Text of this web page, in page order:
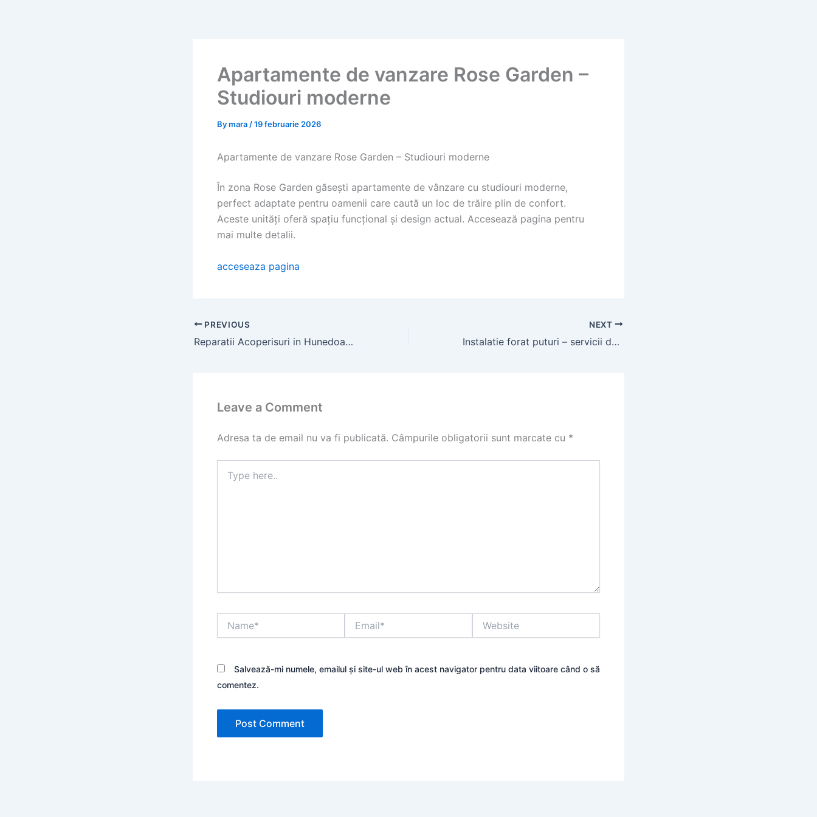
Apartamente de vanzare Rose Garden –
Studiouri moderne
Bymara /19 februarie 2026
Apartamente de vanzare Rose Garden – Studiouri moderne
În zona Rose Garden găsești apartamente de vânzare cu studiouri moderne,
perfect adaptate pentru oamenii care caută un loc de trăire plin de confort.
Aceste unități oferă spațiu funcțional și design actual. Accesează pagina pentru
mai multe detalii.
acceseaza pagina
PREVIOUS
Reparatii Acoperisuri in Hunedoara: Solutii pentru Igrasie si Infiltratii
NEXT
Instalatie forat puturi – servicii de foraje puturi
Leave a Comment
Adresa ta de email nu va fi publicată. Câmpurile obligatorii sunt marcate cu *
here..
Salvează-mi numele, emailul și site-ul web în acest navigator pentru data viitoare când o să
comentez.